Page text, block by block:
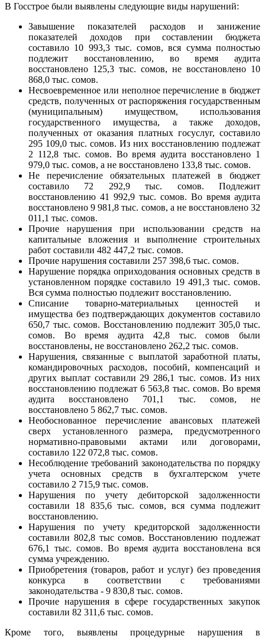
В Госстрое были выявлены следующие виды нарушений:
Завышение показателей расходов и занижение
показателей доходов при составлении бюджета
составило 10 993,3 тыс. сомов, вся сумма полностью
подлежит восстановлению, во время аудита
восстановлено 125,3 тыс. сомов, не восстановлено 10
868,0 тыс. сомов.
Несвоевременное или неполное перечисление в бюджет
средств, полученных от распоряжения государственным
(муниципальным) имуществом, использования
государственного имущества, а также доходов,
полученных от оказания платных госуслуг, составило
295 109,0 тыс. сомов. Из них восстановлению подлежат
2 112,8 тыс. сомов. Во время аудита восстановлено 1
979,0 тыс. сомов, а не восстановлено 133,8 тыс. сомов.
Не перечисление обязательных платежей в бюджет
составило 72 292,9 тыс. сомов. Подлежит
восстановлению 41 992,9 тыс. сомов. Во время аудита
восстановлено 9 981,8 тыс. сомов, а не восстановлено 32
011,1 тыс. сомов.
Прочие нарушения при использовании средств на
капитальные вложения и выполнение строительных
работ составили 482 447,2 тыс. сомов.
Прочие нарушения составили 257 398,6 тыс. сомов.
Нарушение порядка оприходования основных средств в
установленном порядке составило 19 491,3 тыс. сомов.
Вся сумма полностью подлежит восстановлению.
Списание товарно-материальных ценностей и
имущества без подтверждающих документов составило
650,7 тыс. сомов. Восстановлению подлежит 305,0 тыс.
сомов. Во время аудита 42,8 тыс. сомов были
восстановлены, не восстановлено 262,2 тыс. сомов.
Нарушения, связанные с выплатой заработной платы,
командировочных расходов, пособий, компенсаций и
других выплат составили 29 286,1 тыс. сомов. Из них
восстановлению подлежат 6 563,8 тыс. сомов. Во время
аудита восстановлено 701,1 тыс. сомов, не
восстановлено 5 862,7 тыс. сомов.
Необоснованное перечисление авансовых платежей
сверх установленного размера, предусмотренного
нормативно-правовыми актами или договорами,
составило 122 072,8 тыс. сомов.
Несоблюдение требований законодательства по порядку
учета основных средств в бухгалтерском учете
составило 2 715,9 тыс. сомов.
Нарушения по учету дебиторской задолженности
составили 18 835,6 тыс. сомов, вся сумма подлежит
восстановлению.
Нарушения по учету кредиторской задолженности
составили 802,8 тыс сомов. Восстановлению подлежат
676,1 тыс. сомов. Во время аудита восстановлена вся
сумма учреждению.
Приобретения (товаров, работ и услуг) без проведения
конкурса в соответствии с требованиями
законодательства - 9 830,8 тыс. сомов.
Прочие нарушения в сфере государственных закупок
составили 82 311,6 тыс. сомов.
Кроме того, выявлены процедурные нарушения в